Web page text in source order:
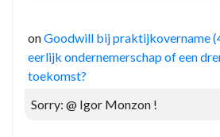
onGoodwill bij praktijkovername
eerlijk ondernemerschap of een
toekomst?
Sorry: @ Igor Monzon !